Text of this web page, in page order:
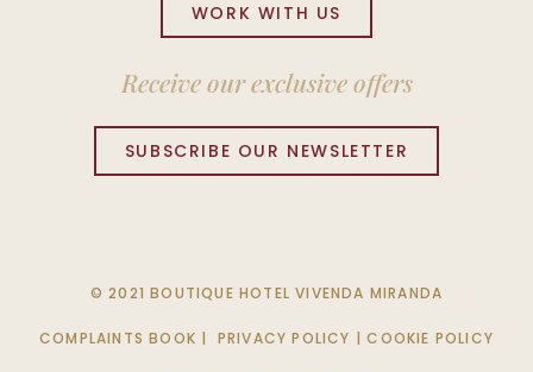
WORK WITH US
Receive our exclusive offers
SUBSCRIBE OUR NEWSLETTER
© 2021 BOUTIQUE HOTEL VIVENDA MIRANDA
COMPLAINTS BOOK | PRIVACY POLICY |COOKIE POLICY